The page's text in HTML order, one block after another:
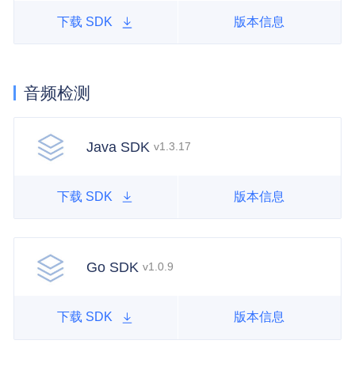
下载 SDK 版本信息
音频检测
Java SDK v1.3.17
下载 SDK 版本信息
Go SDK v1.0.9
下载 SDK 版本信息